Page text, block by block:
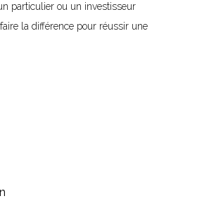
particulier ou un investisseur
la différence pour réussir une